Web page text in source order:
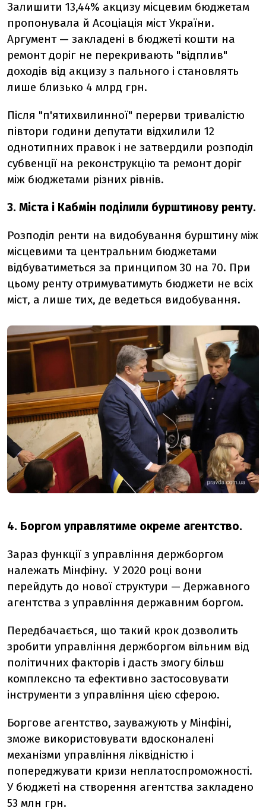
Залишити 13,44% акцизу місцевим бюджетам
пропонувала й Асоціація міст України.
Аргумент — закладені в бюджеті кошти на
ремонт доріг не перекривають "відплив"
доходів від акцизу з пального і становлять
лише близько 4 млрд грн.
Після "п'ятихвилинної" перерви тривалістю
півтори години депутати відхилили 12
однотипних правок і не затвердили розподіл
субвенції на реконструкцію та ремонт доріг
між бюджетами різних рівнів.
3. Міста і Кабмін поділили бурштинову ренту.
Розподіл ренти на видобування бурштину між
місцевими та центральним бюджетами
відбуватиметься за принципом 30 на 70. При
цьому ренту отримуватимуть бюджети не всіх
міст, а лише тих, де ведеться видобування.
4. Боргом управлятиме окреме агентство.
Зараз функції з управління держборгом
належать Мінфіну. У 2020 році вони
перейдуть до нової структури — Державного
агентства з управління державним боргом.
Передбачається, що такий крок дозволить
зробити управління держборгом вільним від
політичних факторів і дасть змогу більш
комплексно та ефективно застосовувати
інструменти з управління цією сферою.
Боргове агентство, зауважують у Мінфіні,
зможе використовувати вдосконалені
механізми управління ліквідністю і
попереджувати кризи неплатоспроможності.
У бюджеті на створення агентства закладено
53 млн грн.